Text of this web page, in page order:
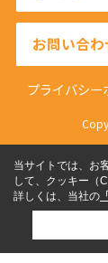
お問い合わ
プライバシー
当サイトでは、お
して、クッキー（
詳しくは、当社の